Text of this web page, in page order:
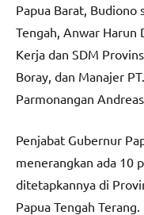
Papua Barat, Budiono
Tengah, Anwar Harun
Kerja dan SDM
Boray, dan Manajer
Parmonangan
Penjabat Gubernur
menerangkan ada 10
ditetapkannya di
Papua Tengah